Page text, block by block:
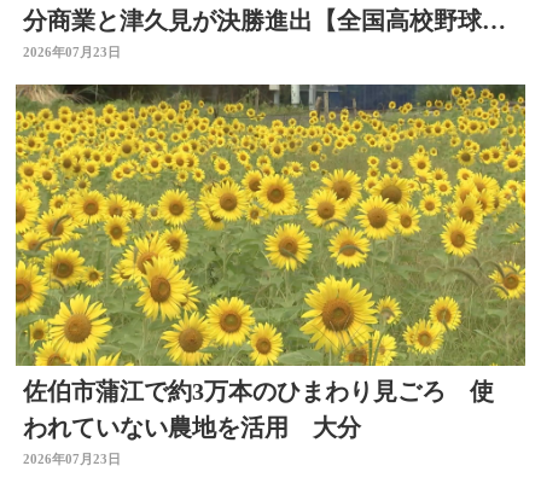
分商業と津久見が決勝進出【全国高校野球選
手権大分大会】
2026年07月23日
佐伯市蒲江で約3万本のひまわり見ごろ 使
われていない農地を活用 大分
2026年07月23日